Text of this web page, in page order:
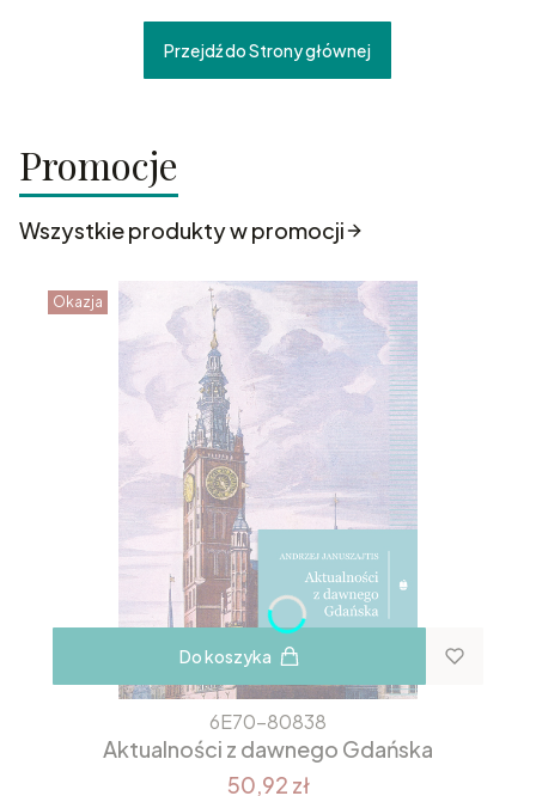
Przejdź do Strony głównej
Promocje
Wszystkie produkty w promocji
Okazja
Do koszyka
6E70-80838
Aktualności z dawnego Gdańska
50,92 zł